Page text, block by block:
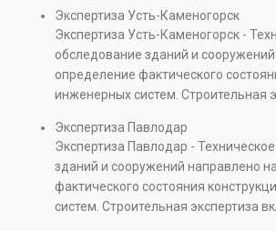
элементов и оценку
Услуга востребована при покупке
капитальном ремонте и
также при судебных
проверках.
Экспертиза Усть-Каменогорск
Экспертиза Усть-Каменогорск -
обследование зданий и
определение фактического
инженерных систем. Строительная
прочности элементов и оценку
безопасности. Услуга
недвижимости, капитальном
объектов, а также при судебных
технических проверках.
Экспертиза Павлодар
Экспертиза Павлодар -
зданий и сооружений направлено
фактического состояния
систем. Строительная экспертиза